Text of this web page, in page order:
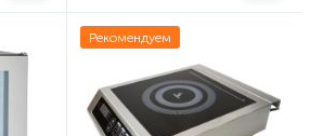
Рекомендуем